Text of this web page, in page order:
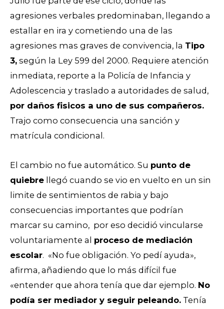
agresiones verbales predominaban, llegando a
estallar en ira y cometiendo una de las
agresiones mas graves de convivencia, la Tipo
3, según la Ley 599 del 2000. Requiere atención
inmediata, reporte a la Policía de Infancia y
Adolescencia y traslado a autoridades de salud,
por daños fisicos a uno de sus compañeros.
Trajo como consecuencia una sanción y
matrícula condicional.
El cambio no fue automático. Su punto de
quiebre llegó cuando se vio en vuelto en un sin
limite de sentimientos de rabia y bajo
consecuencias importantes que podrían
marcar su camino, por eso decidió vincularse
voluntariamente al proceso de mediación
escolar. «No fue obligación. Yo pedí ayuda»,
afirma, añadiendo que l o más difícil fue
«entender que ahora tenía que dar ejemplo. No
podía ser mediador y seguir peleando. Tenía